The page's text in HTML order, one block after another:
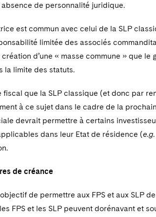
de personnalité juridique.
est commun avec celui de la SLP
limitée des associés
d’une « masse commune » que le
la limite des statuts.
que la SLP classique (et donc par
à ce sujet dans le cadre de la
devrait permettre à certains
dans leur Etat de résidence (e.g
de créance
de permettre aux FPS et aux SLP
FPS et les SLP peuvent dorénavant et